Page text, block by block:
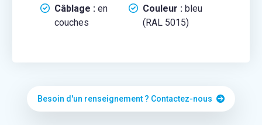
Câblage :en
couches
Couleur :bleu
(RAL 5015)
Besoin d'un renseignement ? Contactez-nous